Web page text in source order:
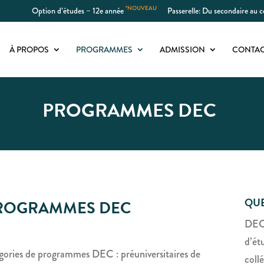
Option d’études – 12e année *NOUVEAU Passerelle: Du secondaire au
À PROPOS PROGRAMMES ADMISSION
PROGRAMMES DEC
DEC
de programmes DEC : préuniversitaires de